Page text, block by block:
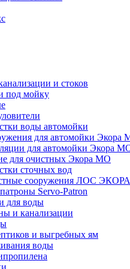
и стоков
под мойку
воды автомойки
для автомойки Экора
для автомойки Экора
для очистных Экора МО
сточных вод
сооружения ЛОС ЭКОРА
Servo-Patron
для воды
и канализации
и выгребных ям
воды